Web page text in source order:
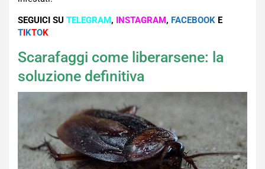
SEGUICI SU TELEGRAM, INSTAGRAM, FACEBOOK E
TIKTOK
Scarafaggi come liberarsene: la
soluzione definitiva